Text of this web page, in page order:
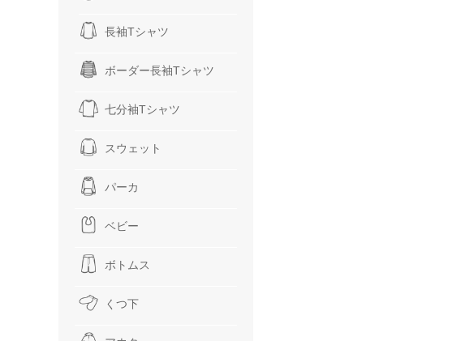
長袖Tシャツ
ボーダー長袖Tシャツ
七分袖Tシャツ
スウェット
パーカ
ベビー
ボトムス
くつ下